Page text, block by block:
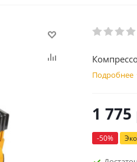
Подробнее
1 775
-50%